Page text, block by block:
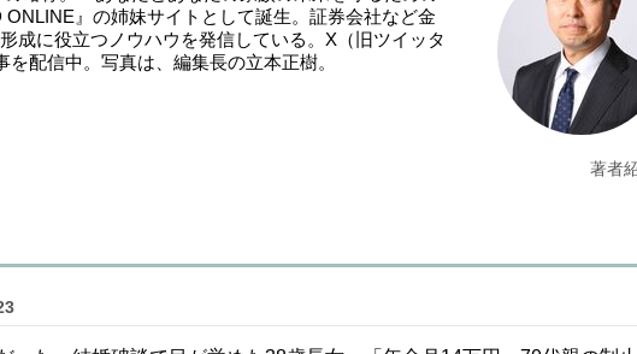
』の姉妹サイトとして誕生。証券会社など金
成に役立つノウハウを発信している。X（旧ツイッタ
を配信中。写真は、編集長の立本正樹。
著者